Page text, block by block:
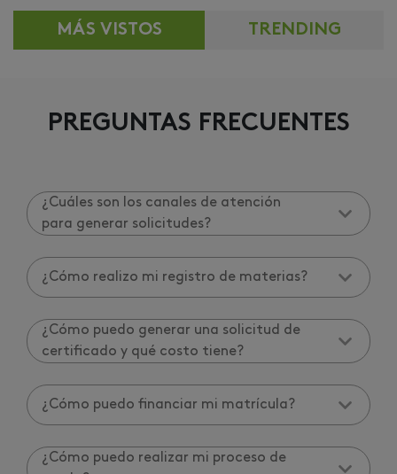
MÁS VISTOS TRENDING
PREGUNTAS FRECUENTES
¿Cuáles son los canales de atención
para generar solicitudes?
¿Cómo realizo mi registro de materias?
¿Cómo puedo generar una solicitud de
certificado y qué costo tiene?
¿Cómo puedo financiar mi matrícula?
¿Cómo puedo realizar mi proceso de